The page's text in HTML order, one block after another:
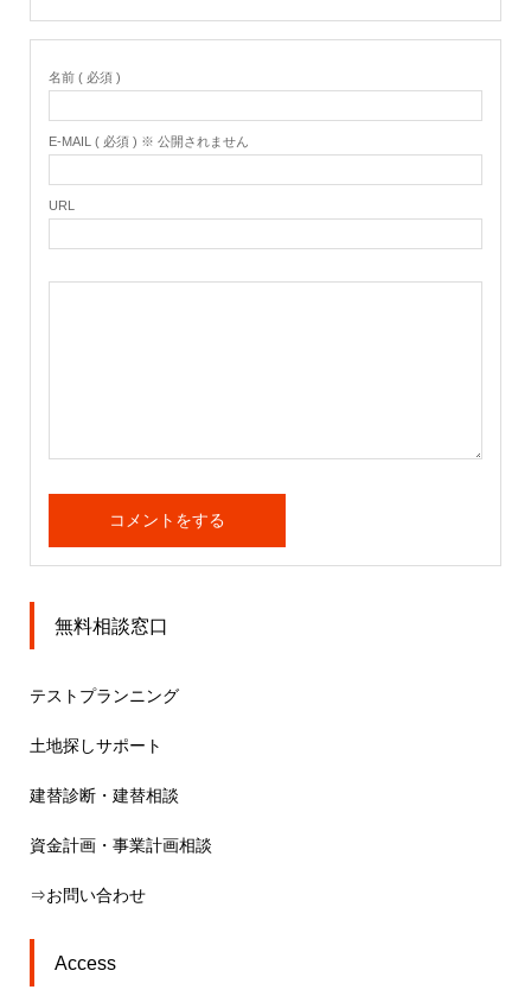
名前 ( 必須 )
E-MAIL ( 必須 ) ※ 公開されません
URL
無料相談窓口
テストプランニング
土地探しサポート
建替診断・建替相談
資金計画・事業計画相談
⇒お問い合わせ
Access